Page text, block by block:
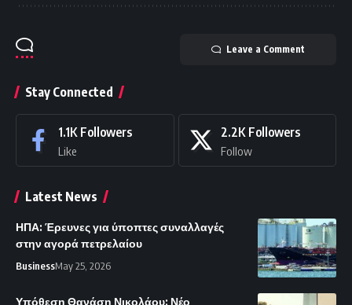
Leave a Comment
Stay Connected
1.1K Followers
Like
2.2K Followers
Follow
Latest News
ΗΠΑ: Έρευνες για ύποπτες συναλλαγές
στην αγορά πετρελαίου
BusinessMay 25, 2026
Υπόθεση Θανάση Νικολάου: Νέο